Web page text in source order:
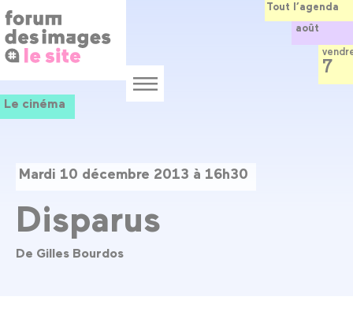
au
contenu
principal
Menu
Le cinéma
Mardi 10 décembre 2013 à 16h30
Disparus
De Gilles Bourdos
Tout l’agenda
août
7